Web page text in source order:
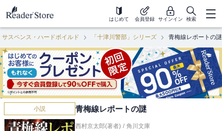
はじめて 会員登録 サインイン 検索
サスペンス・ハードボイルド 「十津川警部」シリーズ 青梅線レポートの謎
小説 青梅線レポートの謎
西村京太郎(著者) / 角川文庫